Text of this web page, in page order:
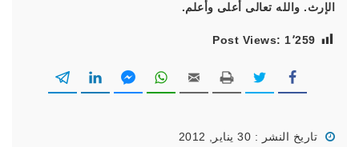
الإرث. والله تعالى أعلى وأعلم.
Post Views: 1٬259
تاريخ النشر : 30 يناير, 2012